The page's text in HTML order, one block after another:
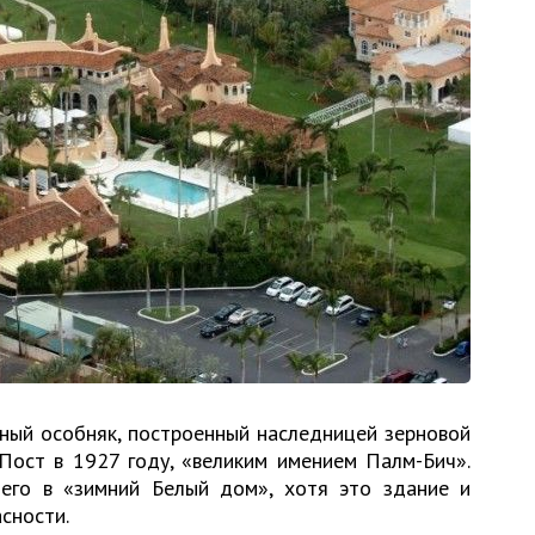
особняк, построенный наследницей зерновой
в 1927 году, «великим имением Палм-Бич».
в «зимний Белый дом», хотя это здание и